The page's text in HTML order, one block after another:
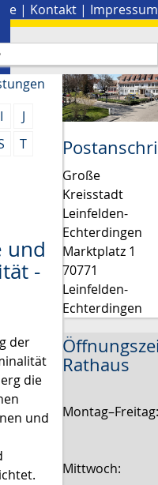
| Kontakt | Impressum
I
J
T
und
-
der
die
und
Große
Kreisstadt
Leinfelden-
Echterdingen
Marktplatz 1
70771
Leinfelden-
Echterdingen
Rathaus
Mittwoch: